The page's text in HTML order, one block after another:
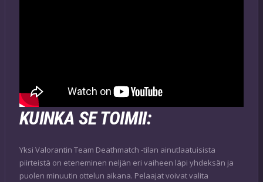
KUINKA SE TOIMII:
Yksi Valorantin Team Deathmatch -tilan ainutlaatuisista
piirteistä on eteneminen neljän eri vaiheen läpi yhdeksän ja
puolen minuutin ottelun aikana. Pelaajat voivat valita